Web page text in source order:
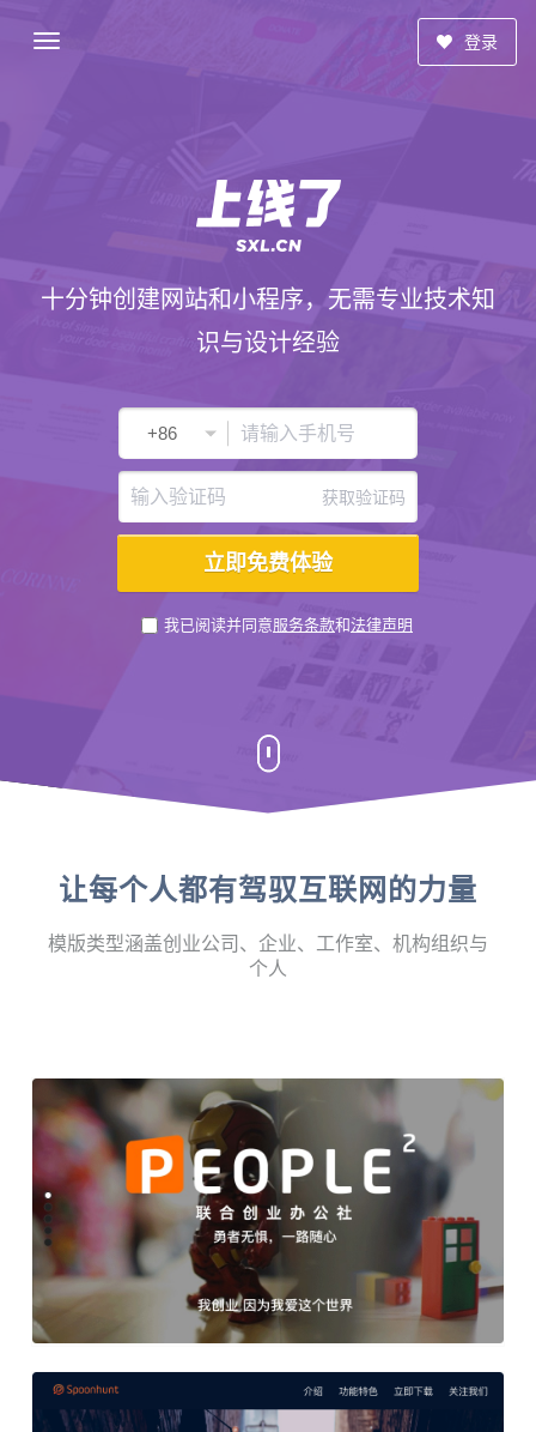
登录
十分钟创建网站和小程序，无需专业技术知
识与设计经验
获取验证码
我已阅读并同意服务条款和法律声明
让每个人都有驾驭互联网的力量
模版类型涵盖创业公司、企业、工作室、机构组织与
个人